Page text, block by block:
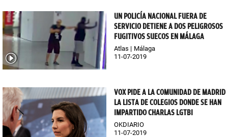
UN POLICÍA NACIONAL FUERA DE
SERVICIO DETIENE A DOS PELIGROSOS
FUGITIVOS SUECOS EN MÁLAGA
Atlas
Málaga
11-07-2019
VOX PIDE A LA COMUNIDAD DE MADRID
LA LISTA DE COLEGIOS DONDE SE HAN
IMPARTIDO CHARLAS LGTBI
OKDIARIO
11-07-2019